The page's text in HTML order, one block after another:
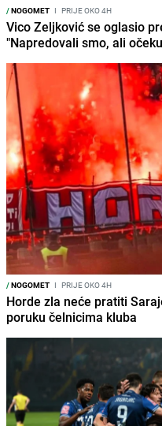
/NOGOMET I PRIJE OKO 4H
Vico Zeljković se oglasio
"Napredovali smo, ali
/NOGOMET I PRIJE OKO 4H
Horde zla neće pratiti
poruku čelnicima kluba